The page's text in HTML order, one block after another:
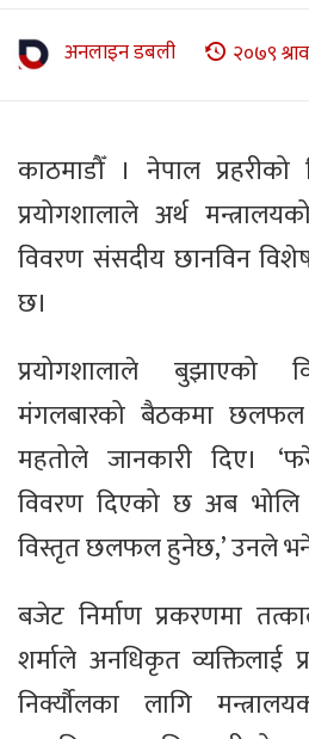
अनलाइन डबली २०७९
काठमाडौँ । नेपाल प्रहरीको
प्रयोगशालाले अर्थ
विवरण संसदीय छानविन
छ।
प्रयोगशालाले बुझाएको
मंगलबारको बैठकमा छलफल
महतोले जानकारी दिए।
विवरण दिएको छ अब
विस्तृत छलफल हुनेछ,’ उनले
बजेट निर्माण प्रकरणमा
शर्माले अनधिकृत व्यक्तिलाई
निर्क्यौलका लागि